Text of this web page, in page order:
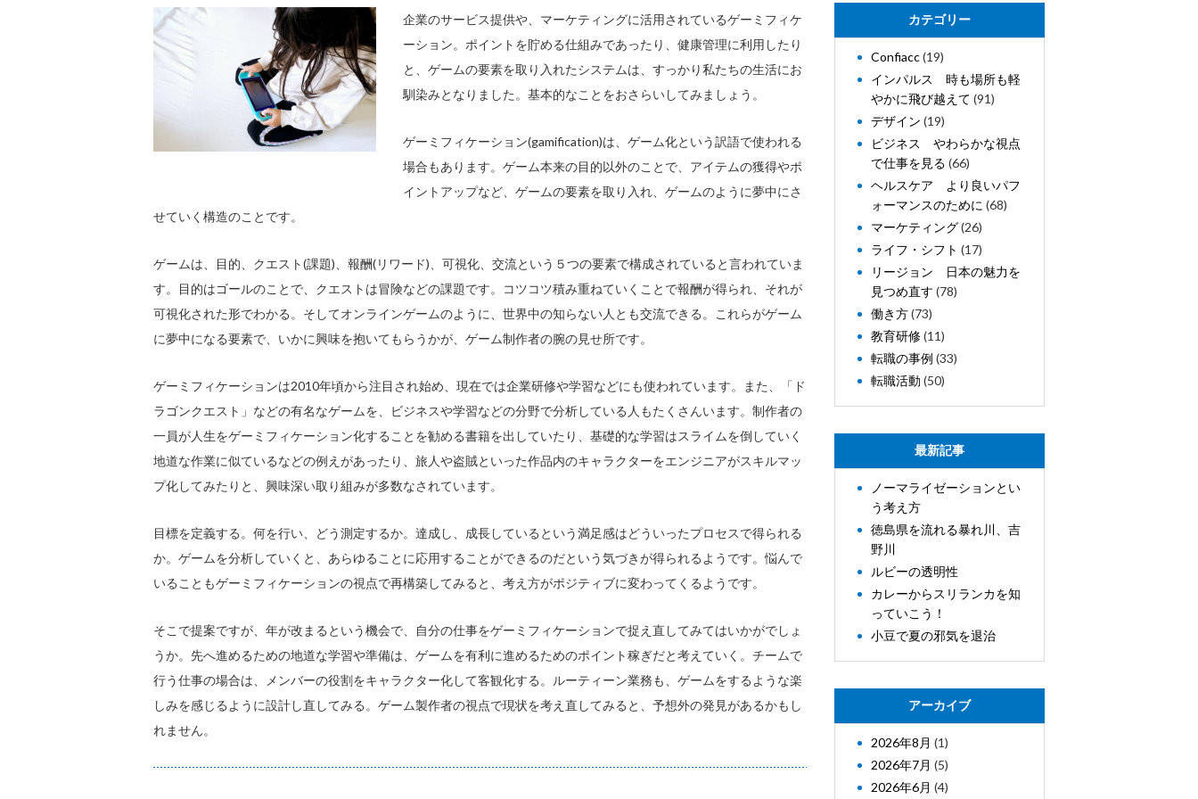
企業のサービス提供や、マーケティングに活用されているゲーミフィケ
ーション。ポイントを貯める仕組みであったり、健康管理に利用したり
と、ゲームの要素を取り入れたシステムは、すっかり私たちの生活にお
馴染みとなりました。基本的なことをおさらいしてみましょう。
ゲーミフィケーション(gamification)は、ゲーム化という訳語で使われる
場合もあります。ゲーム本来の目的以外のことで、アイテムの獲得やポ
イントアップなど、ゲームの要素を取り入れ、ゲームのように夢中にさ
せていく構造のことです。
ゲームは、目的、クエスト(課題)、報酬(リワード)、可視化、交流という５つの要素で構成されていると言われていま
す。目的はゴールのことで、クエストは冒険などの課題です。コツコツ積み重ねていくことで報酬が得られ、それが
可視化された形でわかる。そしてオンラインゲームのように、世界中の知らない人とも交流できる。これらがゲーム
に夢中になる要素で、いかに興味を抱いてもらうかが、ゲーム制作者の腕の見せ所です。
ゲーミフィケーションは2010年頃から注目され始め、現在では企業研修や学習などにも使われています。また、「ド
ラゴンクエスト」などの有名なゲームを、ビジネスや学習などの分野で分析している人もたくさんいます。制作者の
一員が人生をゲーミフィケーション化することを勧める書籍を出していたり、基礎的な学習はスライムを倒していく
地道な作業に似ているなどの例えがあったり、旅人や盗賊といった作品内のキャラクターをエンジニアがスキルマッ
プ化してみたりと、興味深い取り組みが多数なされています。
目標を定義する。何を行い、どう測定するか。達成し、成長しているという満足感はどういったプロセスで得られる
か。ゲームを分析していくと、あらゆることに応用することができるのだという気づきが得られるようです。悩んで
いることもゲーミフィケーションの視点で再構築してみると、考え方がポジティブに変わってくるようです。
そこで提案ですが、年が改まるという機会で、自分の仕事をゲーミフィケーションで捉え直してみてはいかがでしょ
うか。先へ進めるための地道な学習や準備は、ゲームを有利に進めるためのポイント稼ぎだと考えていく。チームで
行う仕事の場合は、メンバーの役割をキャラクター化して客観化する。ルーティーン業務も、ゲームをするような楽
しみを感じるように設計し直してみる。ゲーム製作者の視点で現状を考え直してみると、予想外の発見があるかもし
れません。
カテゴリー
Confiacc(19)
インパルス 時も場所も軽
やかに飛び越えて (91)
デザイン (19)
ビジネス やわらかな視点
で仕事を見る (66)
ヘルスケア より良いパフ
ォーマンスのために (68)
マーケティング(26)
ライフ・シフト (17)
リージョン 日本の魅力を
見つめ直す (78)
働き方(73)
教育研修(11)
転職の事例 (33)
転職活動 (50)
最新記事
ノーマライゼーションとい
う考え方
徳島県を流れる暴れ川、吉
野川
ルビーの透明性
カレーからスリランカを知
っていこう！
小豆で夏の邪気を退治
アーカイブ
2026年8月 (1)
2026年7月 (5)
2026年6月 (4)